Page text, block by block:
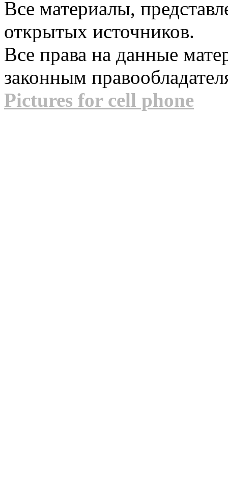
Все материалы,
открытых источников.
Все права на данные
законным
Pictures for cell phone